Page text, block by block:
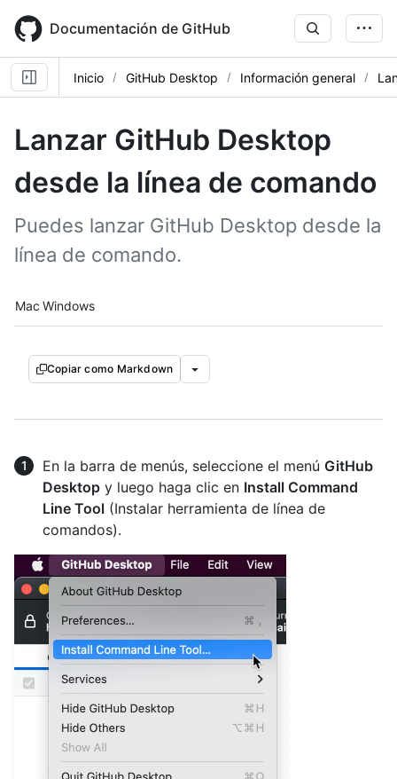
main
content
Documentación de GitHub
Inicio GitHub Desktop Información general
Lanzar GitHub Desktop
desde la línea de comando
Puedes lanzar GitHub Desktop desde la
línea de comando.
Platform navigation
Mac Windows
Copiar como Markdown
En la barra de menús, seleccione el menú GitHub
Desktop y luego haga clic en Install Command
Line Tool (Instalar herramienta de línea de
comandos).